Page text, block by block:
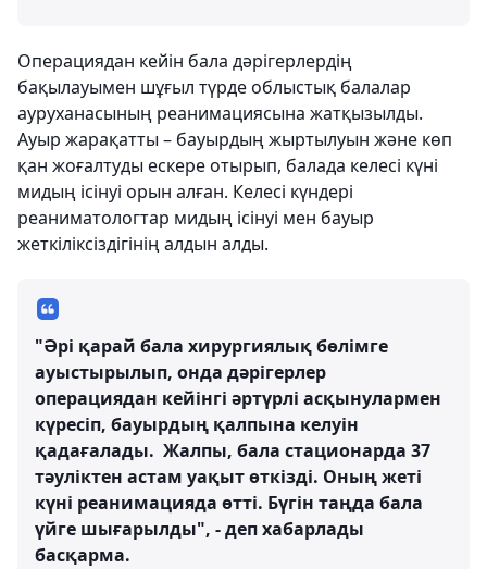
Операциядан кейін бала дәрігерлердің
бақылауымен шұғыл түрде облыстық балалар
ауруханасының реанимациясына жатқызылды.
Ауыр жарақатты – бауырдың жыртылуын және көп
қан жоғалтуды ескере отырып, балада келесі күні
мидың ісінуі орын алған. Келесі күндері
реаниматологтар мидың ісінуі мен бауыр
жеткіліксіздігінің алдын алды.
"Әрі қарай бала хирургиялық бөлімге
ауыстырылып, онда дәрігерлер
операциядан кейінгі әртүрлі асқынулармен
күресіп, бауырдың қалпына келуін
қадағалады. Жалпы, бала стационарда 37
тәуліктен астам уақыт өткізді. Оның жеті
күні реанимацияда өтті. Бүгін таңда бала
үйге шығарылды", - деп хабарлады
басқарма.